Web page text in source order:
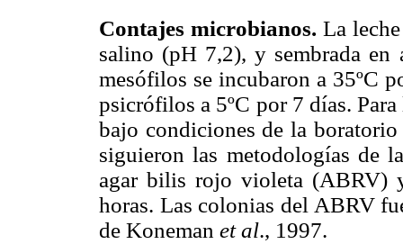
Contajes microbianos. La
salino (pH 7,2), y sembrada en
mesófilos se incubaron a 35ºC
psicrófilos a 5ºC por 7 días.
bajo condiciones de la
siguieron las metodologías de
agar bilis rojo violeta (ABRV)
horas. Las colonias del ABRV
de Koneman et al., 1997.